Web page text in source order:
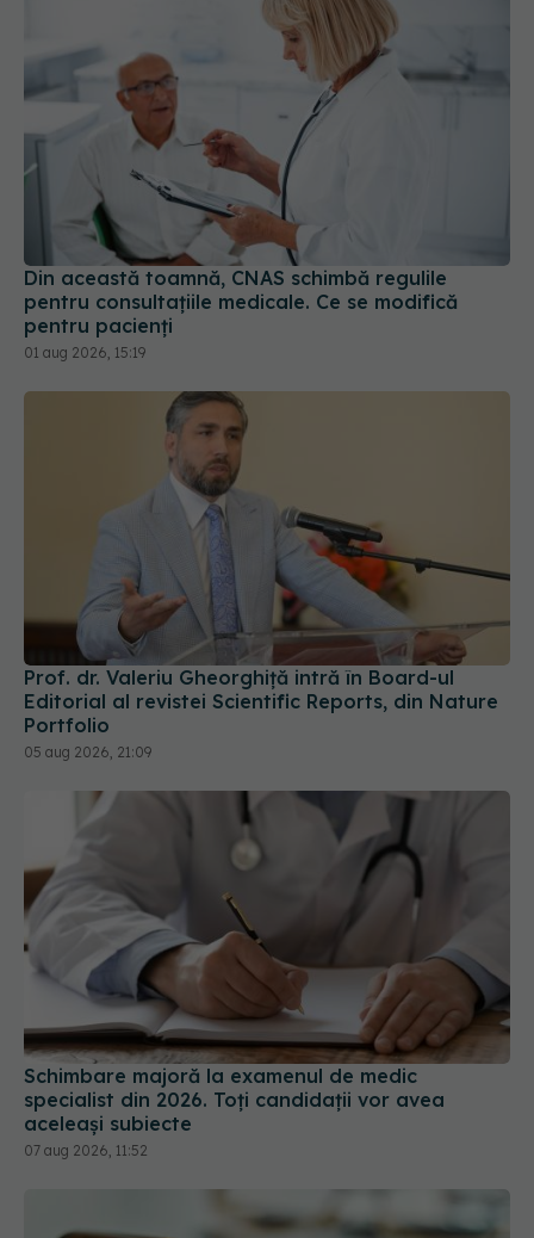
Din această toamnă, CNAS schimbă regulile
pentru consultațiile medicale. Ce se modifică
pentru pacienți
01 aug 2026, 15:19
Prof. dr. Valeriu Gheorghiță intră în Board-ul
Editorial al revistei Scientific Reports, din Nature
Portfolio
05 aug 2026, 21:09
Schimbare majoră la examenul de medic
specialist din 2026. Toți candidații vor avea
aceleași subiecte
07 aug 2026, 11:52